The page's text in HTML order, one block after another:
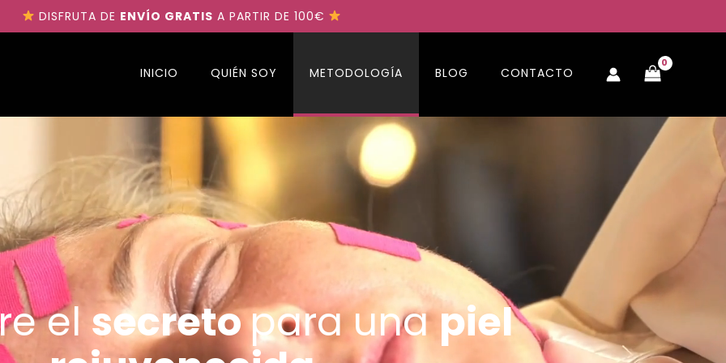
DISFRUTA DE ENVÍO GRATIS A PARTIR DE 100€
INICIO QUIÉN SOY METODOLOGÍA BLOG CONTACTO
elsecretopara unapiel